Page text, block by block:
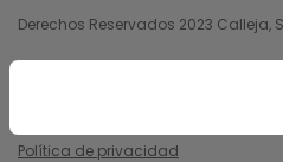
Derechos Reservados 2023 Calleja,
Política de privacidad